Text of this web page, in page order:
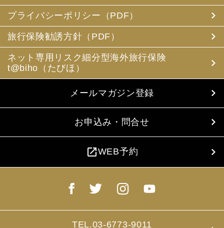
プライバシーポリシー（PDF）
旅行保険勧誘方針（PDF）
ネット専用リスク細分型海外旅行保険
t@biho（たびほ）
メールマガジン登録
お申込み・問合せ
open_in_newWEB予約
TEL.03-6773-9011